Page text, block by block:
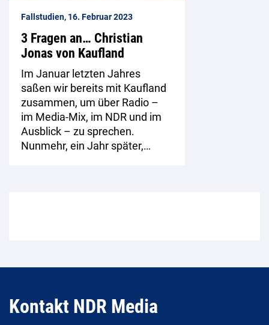
Fallstudien, 16. Februar 2023
3 Fragen an… Christian
Jonas von Kaufland
Im Januar letzten Jahres
saßen wir bereits mit Kaufland
zusammen, um über Radio –
im Media-Mix, im NDR und im
Ausblick – zu sprechen.
Nunmehr, ein Jahr später,…
Kontakt NDR Media